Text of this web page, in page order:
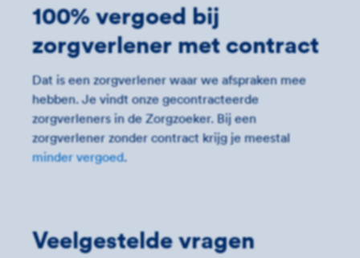
100% vergoed bij
zorgverlener met contract
Dat is een zorgverlener waar we afspraken mee
hebben. Je vindt onze gecontracteerde
zorgverleners in de Zorgzoeker. Bij een
zorgverlener zonder contract krijg je meestal
minder vergoed.
Veelgestelde vragen